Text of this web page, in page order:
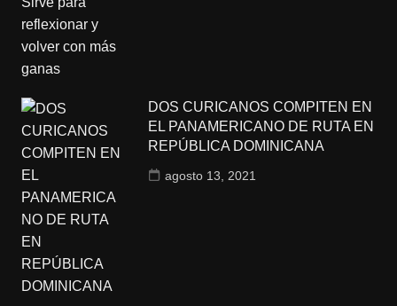
DOS CURICANOS COMPITEN EN
EL PANAMERICANO DE RUTA EN
REPÚBLICA DOMINICANA
agosto 13, 2021